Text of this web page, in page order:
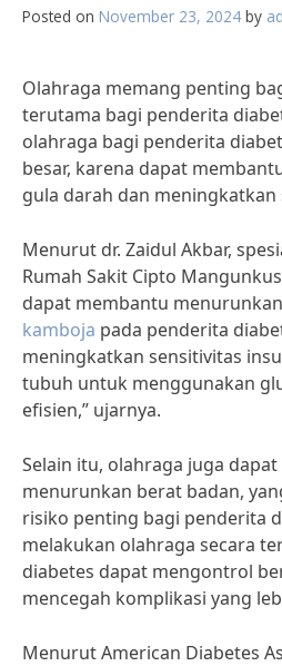
Posted on November 23, 2024 by
Olahraga memang penting
terutama bagi penderita
olahraga bagi penderita
besar, karena dapat
gula darah dan
Menurut dr. Zaidul Akbar,
Rumah Sakit Cipto
dapat membantu
kamboja pada penderita
meningkatkan sensitivitas
tubuh untuk menggunakan
efisien,” ujarnya.
Selain itu, olahraga juga
menurunkan berat badan,
risiko penting bagi penderita
melakukan olahraga secara
diabetes dapat mengontrol
mencegah komplikasi yang
Menurut American Diabetes